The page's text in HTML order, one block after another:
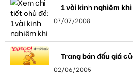
1 vài kinh nghiệm
07/07/2008
Trang bán đấu giá
02/06/2005